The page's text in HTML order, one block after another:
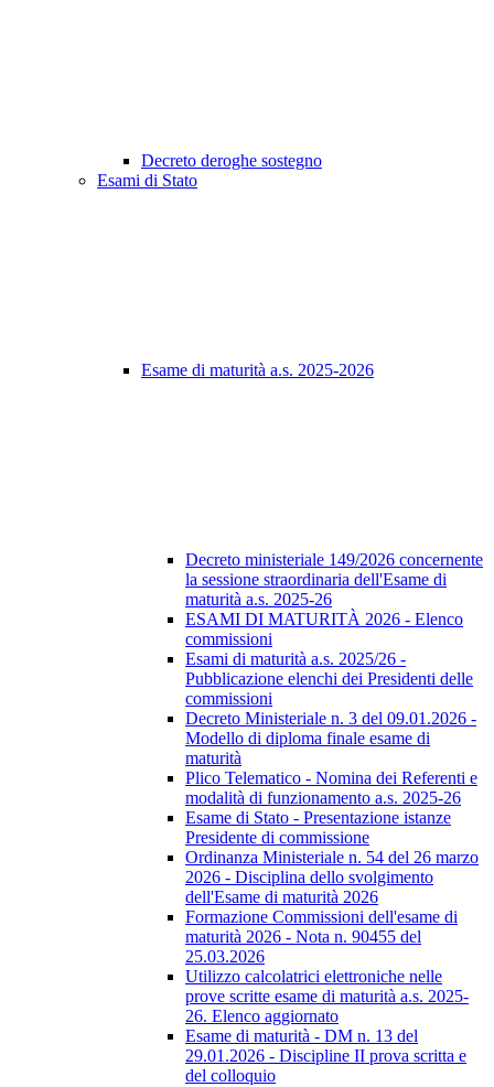
Decreto deroghe sostegno
Esami di Stato
Esame di maturità a.s. 2025-2026
Decreto ministeriale 149/2026 concernente
la sessione straordinaria dell'Esame di
maturità a.s. 2025-26
ESAMI DI MATURITÀ 2026 - Elenco
commissioni
Esami di maturità a.s. 2025/26 -
Pubblicazione elenchi dei Presidenti delle
commissioni
Decreto Ministeriale n. 3 del 09.01.2026 -
Modello di diploma finale esame di
maturità
Plico Telematico - Nomina dei Referenti e
modalità di funzionamento a.s. 2025-26
Esame di Stato - Presentazione istanze
Presidente di commissione
Ordinanza Ministeriale n. 54 del 26 marzo
2026 - Disciplina dello svolgimento
dell'Esame di maturità 2026
Formazione Commissioni dell'esame di
maturità 2026 - Nota n. 90455 del
25.03.2026
Utilizzo calcolatrici elettroniche nelle
prove scritte esame di maturità a.s. 2025-
26. Elenco aggiornato
Esame di maturità - DM n. 13 del
29.01.2026 - Discipline II prova scritta e
del colloquio